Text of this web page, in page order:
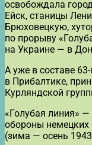
освобождала
Ейск, станицы
Брюховецкую,
по прорыву
на Украине — в
А уже в составе
в Прибалтике,
Курляндской
«Голубая линия»
обороны немецких
(зима — осень